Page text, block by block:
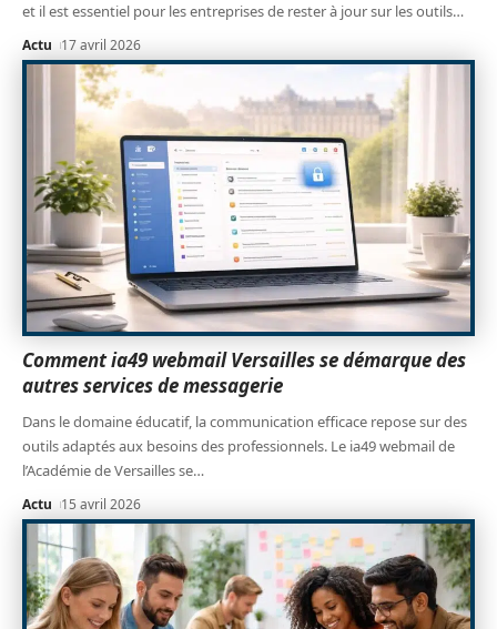
et il est essentiel pour les entreprises de rester à jour sur les outils…
Actu 17 avril 2026
Comment ia49 webmail Versailles se démarque des
autres services de messagerie
Dans le domaine éducatif, la communication efficace repose sur des
outils adaptés aux besoins des professionnels. Le ia49 webmail de
l’Académie de Versailles se…
Actu 15 avril 2026